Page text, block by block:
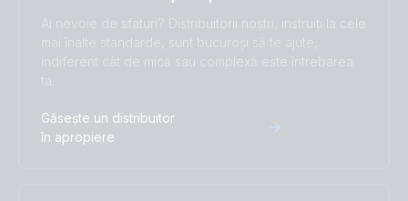
Smart (Solar) (EU doc RED)
ISO9001 certificate
Ai nevoie de sfaturi? Distribuitorii noștri, instruiți la cele
mai înalte standarde, sunt bucuroși să te ajute,
indiferent cât de mică sau complexă este întrebarea
ta.
Găsește un distribuitor
în apropiere